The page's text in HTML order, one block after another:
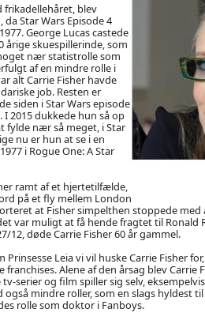
frikadellehåret, blev
Star Wars Episode 4
George Lucas castede
årige skuespillerinde, som
nær statistrolle som
af en mindre rolle i
alt Carrie Fisher havde
job. Resten er
siden i Star Wars episode
I 2015 dukkede hun så op
fylde nær så meget, i Star
nu er hun at se i en
i Rogue One: A Star
ramt af et hjertetilfælde,
på et fly mellem London
at Fisher simpelthen stoppede
var muligt at få hende fragtet til Ronald
12, døde Carrie Fisher 60 år gammel.
Leia vi vil huske Carrie Fisher
Alene af den årsag blev
serier og film spiller sig selv,
mindre roller, som en slags hyldest
rolle som doktor i Fanboys.